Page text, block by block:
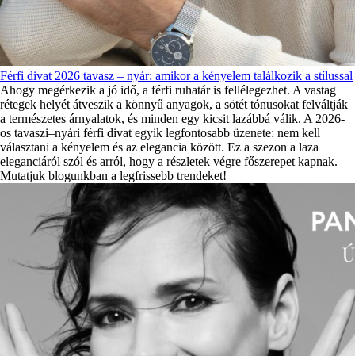
Férfi divat 2026 tavasz – nyár: amikor a kényelem találkozik a stílussal
Ahogy megérkezik a jó idő, a férfi ruhatár is fellélegezhet. A vastag
rétegek helyét átveszik a könnyű anyagok, a sötét tónusokat felváltják
a természetes árnyalatok, és minden egy kicsit lazábbá válik. A 2026-
os tavaszi–nyári férfi divat egyik legfontosabb üzenete: nem kell
választani a kényelem és az elegancia között. Ez a szezon a laza
eleganciáról szól és arról, hogy a részletek végre főszerepet kapnak.
Mutatjuk blogunkban a legfrissebb trendeket!